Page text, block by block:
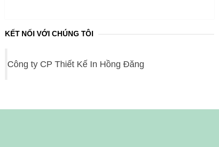
KẾT NỐI VỚI CHÚNG TÔI
Công ty CP Thiết Kế In Hồng Đăng